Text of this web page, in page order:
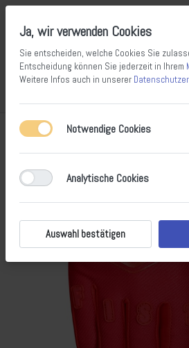
Ja, wir verwenden Cookies
Sie entscheiden, welche Cookies Sie
Entscheidung können Sie jederzeit in Ihrem
Weitere Infos auch in unserer
Notwendige Cookies
Analytische Cookies
Auswahl bestätigen